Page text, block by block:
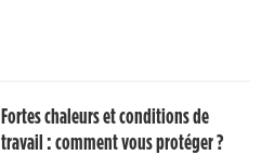
Fortes chaleurs et conditions de
travail : comment vous protéger ?